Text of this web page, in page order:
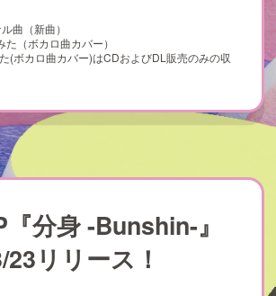
曲（新曲）
た（ボカロ曲カバー）
(ボカロ曲カバー)はCDおよびDL販売のみの収
分身 -Bunshin-』
23リリース！